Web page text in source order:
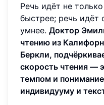
Речь идёт не
быстрее; речь идёт
умнее. Доктор
чтению из
Беркли,
скорость чтения —
темпом и
индивидууму и